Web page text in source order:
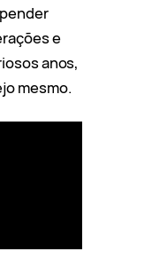
e
anos,
mesmo.